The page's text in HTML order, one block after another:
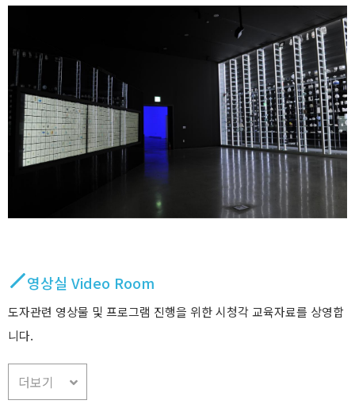
영상실 Video Room
도자관련 영상물 및 프로그램 진행을 위한 시청각 교육자료를 상영합
니다.
더보기